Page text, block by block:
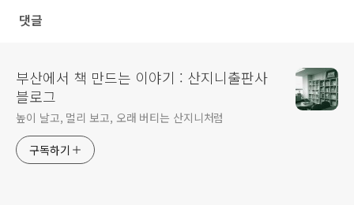
댓글
부산에서 책 만드는 이야기 : 산지니출판사
블로그
높이 날고, 멀리 보고, 오래 버티는 산지니처럼
구독하기